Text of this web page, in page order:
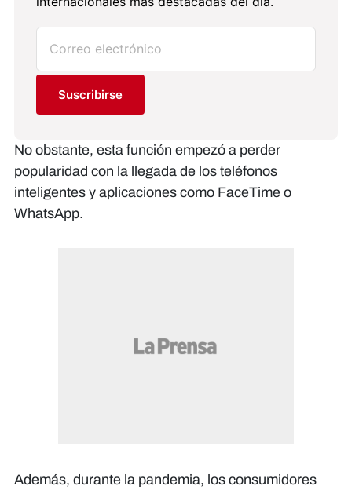
Suscribirse
No obstante, esta función empezó a perder
popularidad con la llegada de los teléfonos
inteligentes y aplicaciones como FaceTime o
WhatsApp.
Además, durante la pandemia, los consumidores